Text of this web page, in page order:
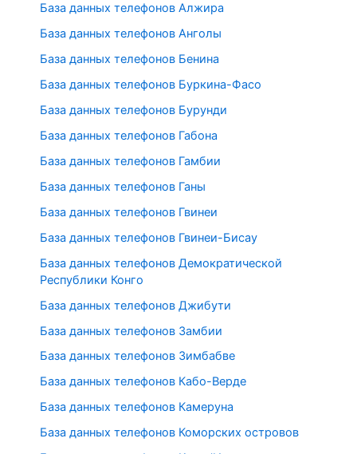
База данных телефонов Алжира
База данных телефонов Анголы
База данных телефонов Бенина
База данных телефонов Буркина-Фасо
База данных телефонов Бурунди
База данных телефонов Габона
База данных телефонов Гамбии
База данных телефонов Ганы
База данных телефонов Гвинеи
База данных телефонов Гвинеи-Бисау
База данных телефонов Демократической
Республики Конго
База данных телефонов Джибути
База данных телефонов Замбии
База данных телефонов Зимбабве
База данных телефонов Кабо-Верде
База данных телефонов Камеруна
База данных телефонов Коморских островов